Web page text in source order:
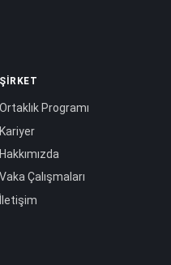
ŞIRKET
Ortaklık Programı
Kariyer
Hakkımızda
Vaka Çalışmaları
İletişim